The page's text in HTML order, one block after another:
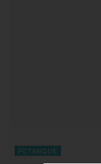
PETANQUE